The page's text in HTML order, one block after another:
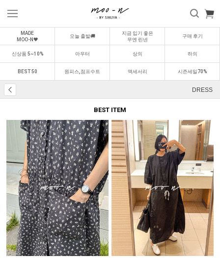
MADE
MOO-N🖤
오늘 출발🚚
지금 입기 좋은
무엔 린넨
구매 후기
신상품 5~10% 아우터 상의 하의
BEST 50 원피스,점프수트 액세서리 시즌세일70%
DRESS
BEST ITEM
BEST
0 1
BEST
0 2